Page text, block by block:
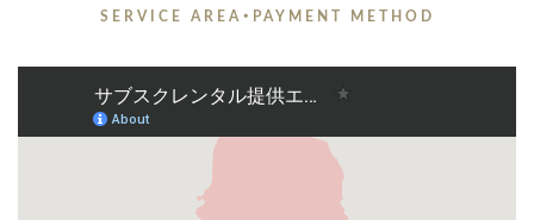
SERVICE AREA・PAYMENT METHOD